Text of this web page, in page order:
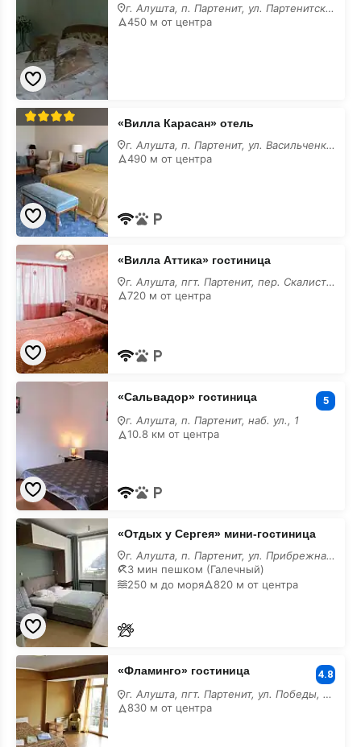
г. Алушта, п. Партенит, ул. Партенитская, 11
450 м от центра
«Вилла
Карасан»
«Вилла Карасан» отель
г. Алушта, п. Партенит, ул. Васильченко, 10
490 м от центра
«Вилла
Аттика»
гостиница
«Вилла Аттика» гостиница
г. Алушта, пгт. Партенит, пер. Скалистый, 5
720 м от центра
«Сальвадор»
гостиница
«Сальвадор» гостиница 5
г. Алушта, п. Партенит, наб. ул., 1
10.8 км от центра
«Отдых
Сергея»
гостиница
«Отдых у Сергея» мини-гостиница
г. Алушта, п. Партенит, ул. Прибрежная, 7
3 мин пешком (Галечный)
250 м до моря
820 м от центра
«Фламинго»
гостиница
«Фламинго» гостиница 4.8
г. Алушта, пгт. Партенит, ул. Победы, 3/б
830 м от центра